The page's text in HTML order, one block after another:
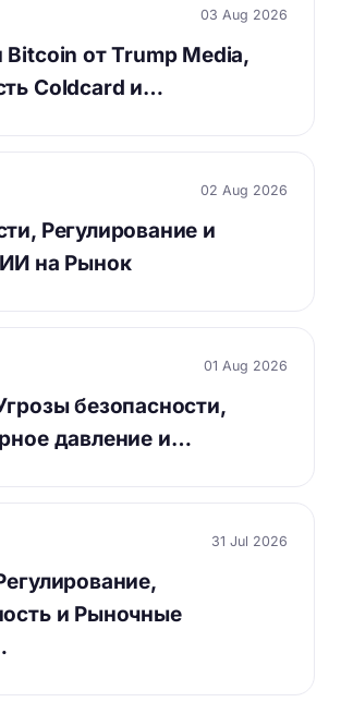
03 Aug 2026
от Trump Media,
Coldcard и…
02 Aug 2026
Регулирование и
на Рынок
01 Aug 2026
безопасности,
давление и…
31 Jul 2026
и Рыночные